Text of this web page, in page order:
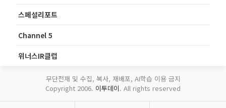
스페셜리포트
Channel 5
위너스IR클럽
무단전재 및 수집, 복사, 재배포, AI학습 이용 금지
Copyright 2006. 이투데이. All rights reserved